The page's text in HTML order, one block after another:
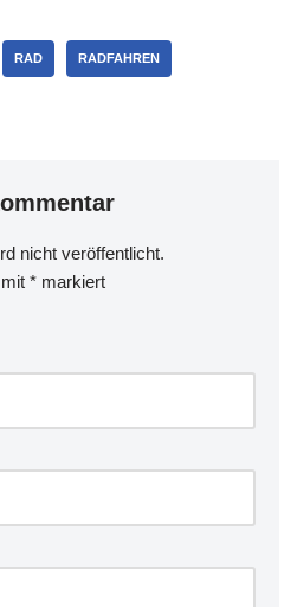
RAD RADFAHREN
nicht veröffentlicht.
* markiert